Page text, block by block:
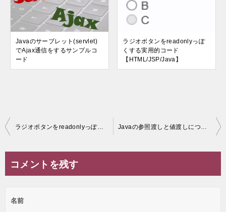
Javaのサーブレット(servlet)
でAjax通信をするサンプルコ
ード
ラジオボタンをreadonlyっぽ
くする実用的コード
【HTML/JSP/Java】
投
ビ
ー
ラジオボタンをreadonlyっぽくする実用的コード【HTML/JSP/Java】
コメントを残す
名前